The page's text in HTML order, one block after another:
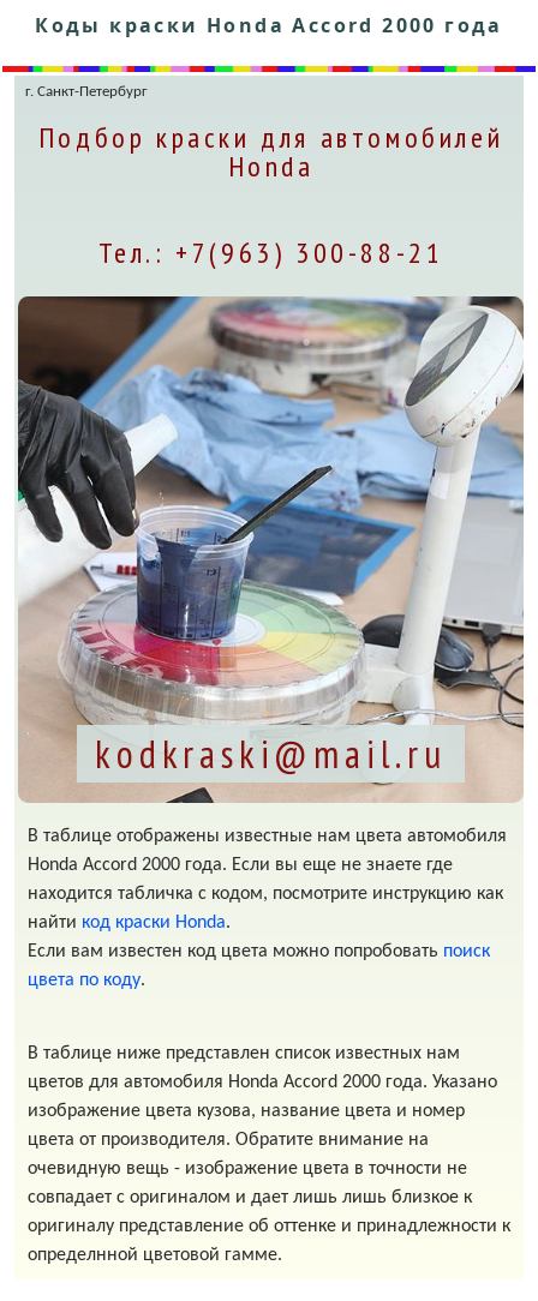
Коды краски Honda Accord 2000 года
г. Санкт-Петербург
Подбор краски для автомобилей
Honda
Тел.: +7(963) 300-88-21
kodkraski@mail.ru
В таблице отображены известные нам цвета автомобиля
Honda Accord 2000 года. Если вы еще не знаете где
находится табличка с кодом, посмотрите инструкцию как
найти код краски Honda.
Если вам известен код цвета можно попробовать поиск
цвета по коду.
В таблице ниже представлен список известных нам
цветов для автомобиля Honda Accord 2000 года. Указано
изображение цвета кузова, название цвета и номер
цвета от производителя. Обратите внимание на
очевидную вещь - изображение цвета в точности не
совпадает с оригиналом и дает лишь лишь близкое к
оригиналу представление об оттенке и принадлежности к
определнной цветовой гамме.